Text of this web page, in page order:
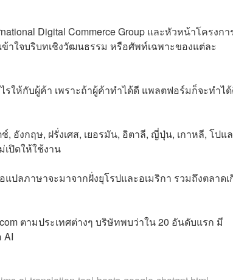
Digital Commerce Group และหัวหน้าโครงกา
าใจบริบทเชิงวัฒนธรรม หรือศัพท์เฉพาะของแต่ละ
รให้กับผู้ค้า เพราะถ้าผู้ค้าทำได้ดี แพลตฟอร์มก็จะทำไ
อังกฤษ, ฝรั่งเศส, เยอรมัน, อิตาลี, ญี่ปุ่น, เกาหลี, โปแ
เปิดให้ใช้งาน
ลภาษาจะมาจากฝั่งยุโรปและอเมริกา รวมถึงตลาดเ
ตามประเทศต่างๆ บริษัทพบว่าใน 20 อันดับแรก มี
AI